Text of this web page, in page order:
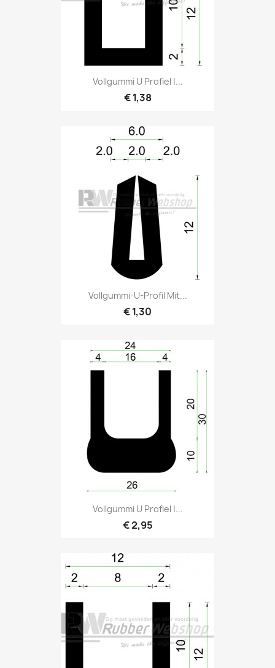
Vollgummi U Profiel |...
€ 1,38
Vollgummi-U-Profil Mit...
€ 1,30
Vollgummi U Profiel |...
€ 2,95